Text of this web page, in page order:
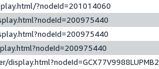
?nodeId=201014060